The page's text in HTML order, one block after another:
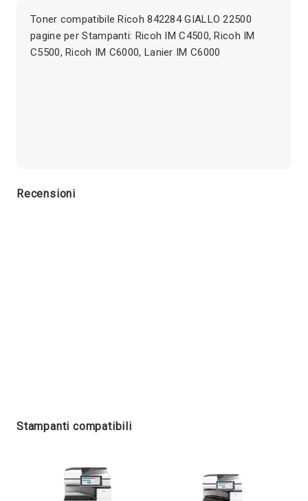
Toner compatibile Ricoh 842284 GIALLO 22500
pagine per Stampanti: Ricoh IM C4500, Ricoh IM
C5500, Ricoh IM C6000, Lanier IM C6000
Recensioni
Stampanti compatibili